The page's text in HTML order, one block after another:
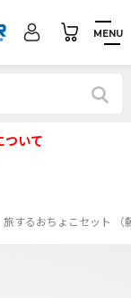
MENU
ついて
旅するおちょこセット （